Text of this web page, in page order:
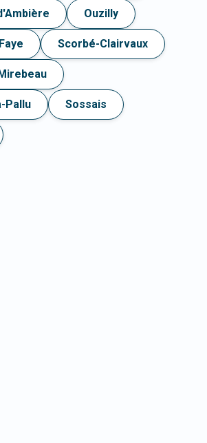
Ouzilly
Scorbé-Clairvaux
Mirebeau
Pallu Sossais